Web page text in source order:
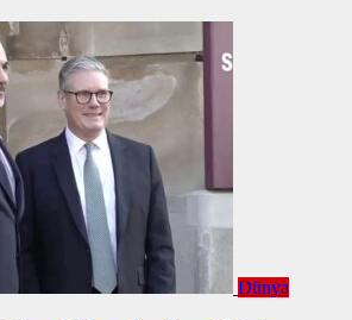
Dünya